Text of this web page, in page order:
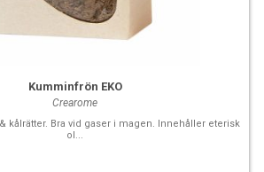
Kumminfrön EKO
Crearome
kålrätter. Bra vid gaser i magen. Innehåller eterisk
ol...